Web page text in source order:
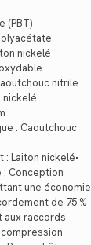
(PBT)
nickelé
nitrile
nickelé
: Caoutchouc
: Laiton nickelé•
: Conception
une économie
de 75 %
aux raccords